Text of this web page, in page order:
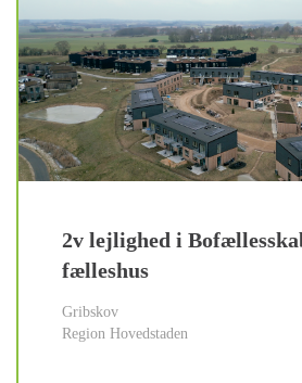
2v lejlighed i
fælleshus
Gribskov
Region Hovedstaden